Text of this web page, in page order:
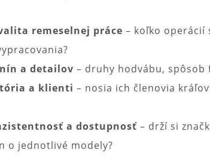
remeselnej práce – koľko operácií
a detailov – druhy hodvábu,
a klienti – nosia ich členovia
a dostupnosť – drží si
o jednotlivé modely?